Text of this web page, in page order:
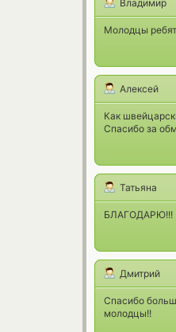
Владимир
Молодцы
Алексей
Как
Спасибо за
Татьяна
БЛАГОДАРЮ!!!
Дмитрий
Спасибо
молодцы!!